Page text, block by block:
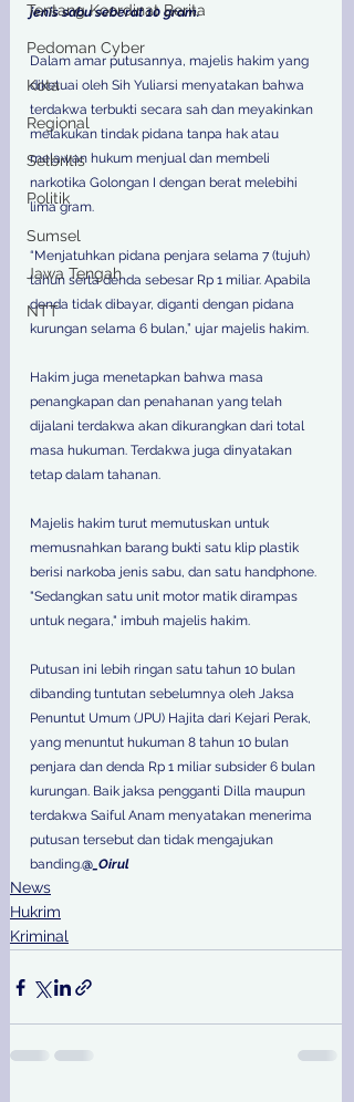
Tentang Koordinat Berita
Pedoman Cyber
Kota
Regional
Selbritis
Politik
Sumsel
Jawa Tengah
NTT
jenis sabu seberat 10 gram.
Dalam amar putusannya, majelis hakim yang
diketuai oleh Sih Yuliarsi menyatakan bahwa
terdakwa terbukti secara sah dan meyakinkan
melakukan tindak pidana tanpa hak atau
melawan hukum menjual dan membeli
narkotika Golongan I dengan berat melebihi
lima gram.
“Menjatuhkan pidana penjara selama 7 (tujuh)
tahun serta denda sebesar Rp 1 miliar. Apabila
denda tidak dibayar, diganti dengan pidana
kurungan selama 6 bulan,” ujar majelis hakim.
Hakim juga menetapkan bahwa masa
penangkapan dan penahanan yang telah
dijalani terdakwa akan dikurangkan dari total
masa hukuman. Terdakwa juga dinyatakan
tetap dalam tahanan.
Majelis hakim turut memutuskan untuk
memusnahkan barang bukti satu klip plastik
berisi narkoba jenis sabu, dan satu handphone.
"Sedangkan satu unit motor matik dirampas
untuk negara," imbuh majelis hakim.
Putusan ini lebih ringan satu tahun 10 bulan
dibanding tuntutan sebelumnya oleh Jaksa
Penuntut Umum (JPU) Hajita dari Kejari Perak,
yang menuntut hukuman 8 tahun 10 bulan
penjara dan denda Rp 1 miliar subsider 6 bulan
kurungan. Baik jaksa pengganti Dilla maupun
terdakwa Saiful Anam menyatakan menerima
putusan tersebut dan tidak mengajukan
banding.@ _Oirul
News
Hukrim
Kriminal